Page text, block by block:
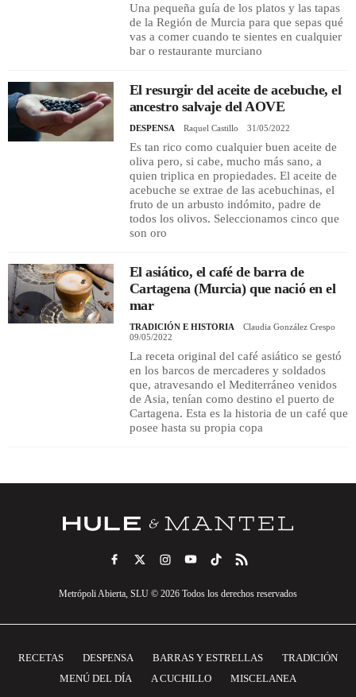
Una pequeña guía de los platos y las tapas
de la Región de Murcia para que sepas qué
vas a comer cuando te sientes en cualquier
bar o restaurante murciano
El resurgir del aceite de acebuche, el
ancestro salvaje del AOVE
DESPENSA Raquel Castillo 31/05/2022
Es tan rico como cualquier buen aceite de
oliva pero, si cabe, mucho más sano, a
quien triplica en propiedades. El aceite de
acebuche se extrae de las acebuchinas, el
fruto de un arbusto indómito, padre de
todos los olivos. Seleccionamos cinco que
son oro
El asiático, el café de barra de
Cartagena (Murcia) que nació en el
mar
TRADICIÓN E HISTORIA
Claudia González Crespo
09/05/2022
La receta original del café asiático se gestó
en los barcos de mercaderes y soldados
que, atravesando el Mediterráneo venidos
de Asia, tenían como destino el puerto de
Cartagena. Esta es la historia de un café que
posee hasta su propia copa
Metrópoli Abierta, SLU © 2026 Todos los derechos reservados
RECETAS DESPENSA BARRAS Y ESTRELLAS
TRADICIÓN
MENÚ DEL DÍA
A CUCHILLO MISCELANEA